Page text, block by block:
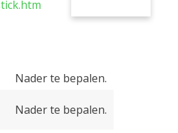
Nader te bepalen.
Nader te bepalen.